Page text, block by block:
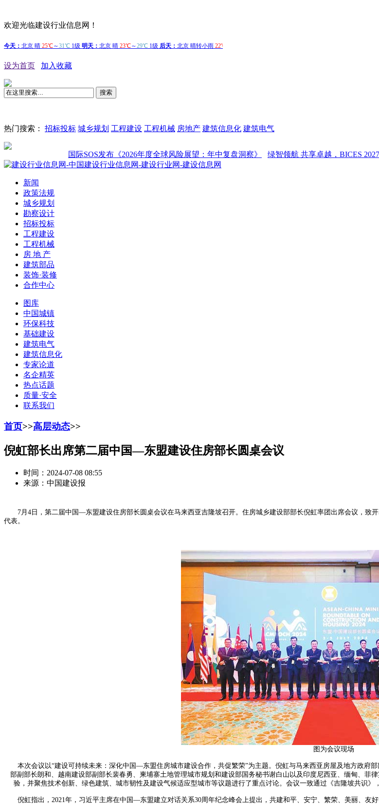
欢迎光临建设行业信息网！
设为首页 加入收藏
搜索
热门搜索： 招标投标 城乡规划 工程建设 工程机械 房地产 建筑信息化 建筑电气
国际SOS发布《2026年度全球风险展望：年中复盘洞察》 绿智领航 共享卓越，BICES 2027新闻发
新闻
政策法规
城乡规划
勘察设计
招标投标
工程建设
工程机械
房 地 产
建筑部品
装饰·装修
合作中心
图库
中国城镇
环保科技
基础建设
建筑电气
建筑信息化
专家论道
名企精英
热点话题
质量·安全
联系我们
首页>>高层动态>>
倪虹部长出席第二届中国—东盟建设住房部长圆桌会议
时间：2024-07-08 08:55
来源：中国建设报
7月4日，第二届中国—东盟建设住房部长圆桌会议在马来西亚吉隆坡召开。住房城乡建设部部长倪虹率团出席会议，致
代表。
图为会议现场
本次会议以“建设可持续未来：深化中国—东盟住房城市建设合作，共促繁荣”为主题。倪虹与马来西亚房屋及地方政府
部副部长朗和、越南建设部副部长裴春勇、柬埔寨土地管理城市规划和建设部国务秘书谢白山以及印度尼西亚、缅甸、菲
验，并聚焦技术创新、绿色建筑、城市韧性及建设气候适应型城市等议题进行了重点讨论。会议一致通过《吉隆坡共识
倪虹指出，2021年，习近平主席在中国—东盟建立对话关系30周年纪念峰会上提出，共建和平、安宁、繁荣、美丽、友